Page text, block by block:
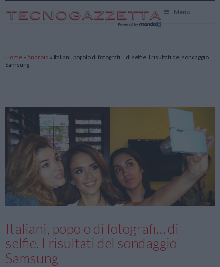
Menu
Home »Android » Italiani, popolo di fotografi… di selfie. I risultati del sondaggio
Samsung
Italiani, popolo di fotografi… di
selfie. I risultati del sondaggio
Samsung